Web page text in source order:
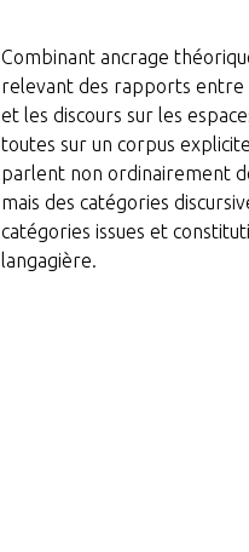
Combinant ancrage
relevant des rapports entre
et les discours sur les
toutes sur un corpus
parlent non ordinairement
mais des catégories
catégories issues et
langagière.